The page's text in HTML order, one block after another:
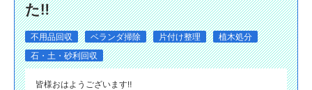
た‼️
不用品回収 ベランダ掃除 片付け整理
植木処分
石・土・砂利回収
皆様おはようございます‼️